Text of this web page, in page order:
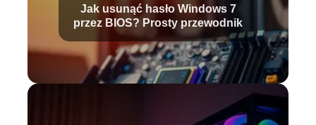
Jak usunąć hasło Windows 7
przez BIOS? Prosty przewodnik